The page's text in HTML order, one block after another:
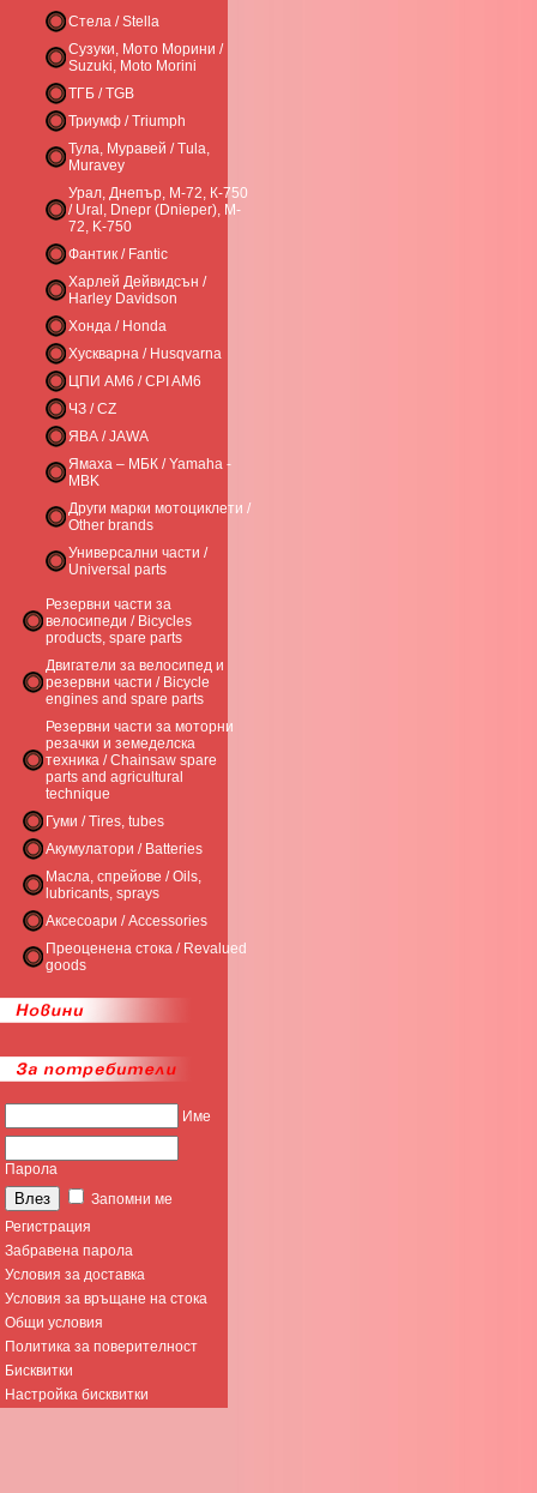
Стела / Stella
Сузуки, Мото Морини /
Suzuki, Moto Morini
ТГБ / TGB
Триумф / Triumph
Тула, Муравей / Tula,
Muravey
Урал, Днепър, М-72, К-750
/ Ural, Dnepr (Dnieper), M-
72, K-750
Фантик / Fantic
Харлей Дейвидсън /
Harley Davidson
Хонда / Honda
Хускварна / Husqvarna
ЦПИ AM6 / CPI AM6
ЧЗ / CZ
ЯВА / JAWA
Ямаха – МБК / Yamaha -
MBK
Други марки мотоциклети /
Other brands
Универсални части /
Universal parts
Резервни части за
велосипеди / Bicycles
products, spare parts
Двигатели за велосипед и
резервни части / Bicycle
engines and spare parts
Резервни части за моторни
резачки и земеделска
техника / Chainsaw spare
parts and agricultural
technique
Гуми / Tires, tubes
Акумулатори / Batteries
Масла, спрейове / Oils,
lubricants, sprays
Аксесоари / Accessories
Преоценена стока / Revalued
goods
Име
Парола
Запомни ме
Регистрация
Забравена парола
Условия за доставка
Условия за връщане на стока
Общи условия
Политика за поверителност
Бисквитки
Настройка бисквитки